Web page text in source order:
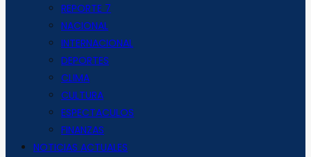
REPORTE 7
NACIONAL
INTERNACIONAL
DEPORTES
CLIMA
CULTURA
ESPECTACULOS
FINANZAS
NOTICIAS ACTUALES